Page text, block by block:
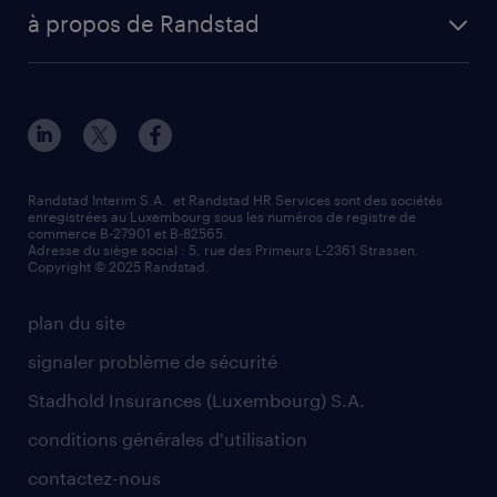
votre lettre de motivation
tout savoir sur l'intérim
recherche de personnel
demander à être contacté
mag RH
Esch-sur-Alzette (rue de Luxembourg)
Strassen
Wiltz
à propos de Randstad
notre histoire
responsabilité
valeurs et mission
information importante
randstad dans le monde
plan du site
signaler problème de sécurité
Stadhold Insurances (Luxembourg) S.A.
conditions générales d'utilisation
contactez-nous
Randstad Interim S.A. et Randstad HR Services sont des sociétés
enregistrées au Luxembourg sous les numéros de registre de
commerce B-27901 et B-82565.
Adresse du siège social : 5, rue des Primeurs L-2361 Strassen.
Copyright © 2025 Randstad.